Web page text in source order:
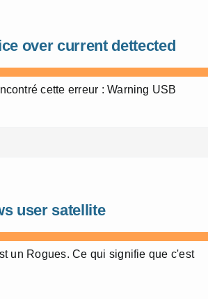
over current dettected
cette erreur : Warning USB
user satellite
un Rogues. Ce qui signifie que c'est